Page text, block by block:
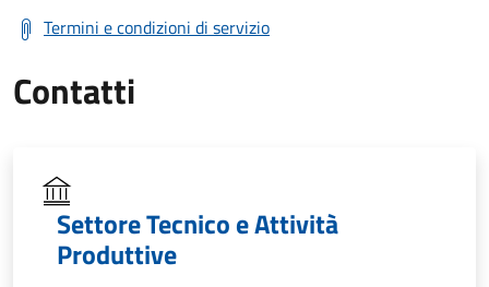
Termini e condizioni di servizio
Contatti
Settore Tecnico e Attività
Produttive